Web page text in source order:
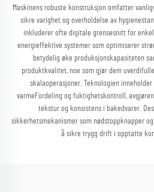
Maskinens robuste konstruksjon omfatter
sikre varighet og overholdelse av
inkluderer ofte digitale grensesnitt for
energieffektive systemer som optimiserer
betydelig øke produksjonskapasiteten
produktkvalitet, noe som gjør dem
skalaoperasjoner. Teknologien
varmeFordeling og fuktighetskontroll,
tekstur og konsistens i bakedvarer.
sikkerhetsmekanismer som nødstoppknapper
å sikre trygg drift i opptatte